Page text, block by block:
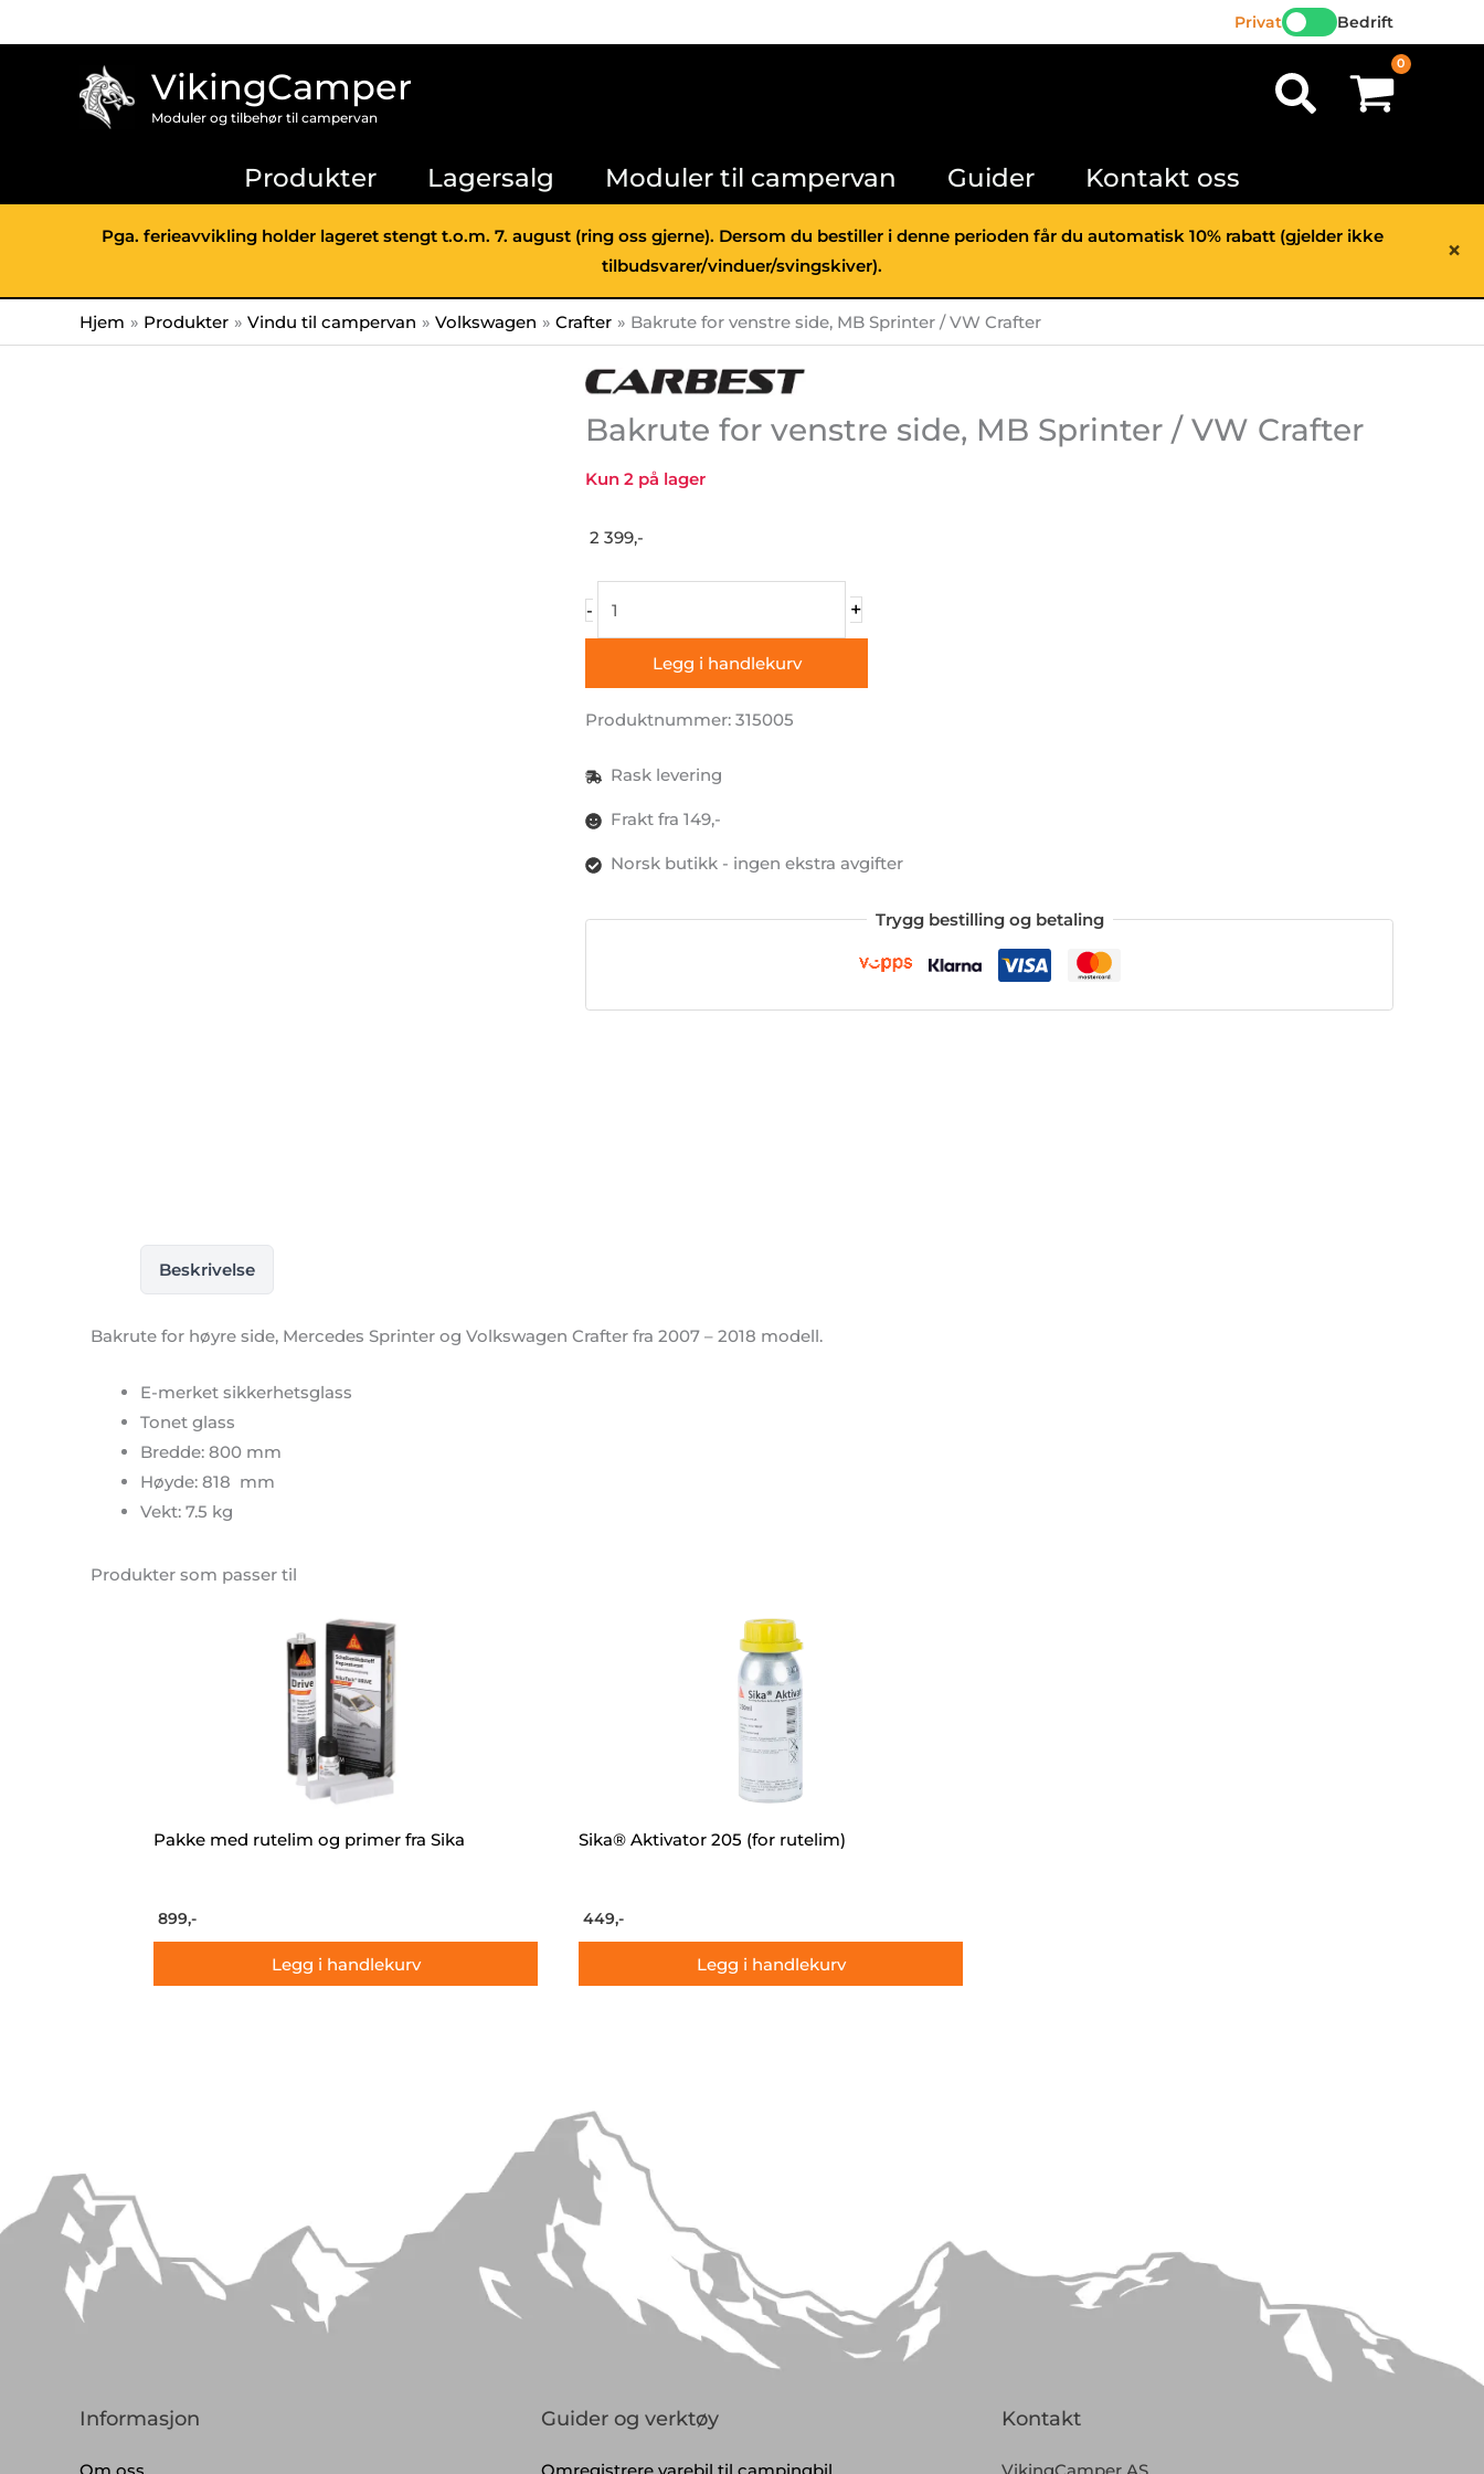
rett
Privat Bedrift
VikingCamper
Moduler og tilbehør til campervan Søk
Produkter Lagersalg Moduler til campervan Guider Kontakt oss
×
Pga. ferieavvikling holder lageret stengt t.o.m. 7. august (ring oss gjerne). Dersom du bestiller i denne perioden får du automatisk 10% rabatt (gjelder ikke
tilbudsvarer/vinduer/svingskiver).
Hjem Produkter Vindu til campervan Volkswagen Crafter Bakrute for venstre side, MB Sprinter / VW Crafter
Bakrute for venstre side, MB Sprinter / VW Crafter
Kun 2 på lager
2 399,-
-
venstre
side,
MB
/
Crafter
antall
+
Legg i handlekurv
Produktnummer: 315005
Rask levering
Frakt fra 149,-
Norsk butikk - ingen ekstra avgifter
Trygg bestilling og betaling
Beskrivelse
Bakrute for høyre side, Mercedes Sprinter og Volkswagen Crafter fra 2007 – 2018 modell.
E-merket sikkerhetsglass
Tonet glass
Bredde: 800 mm
Høyde: 818 mm
Vekt: 7.5 kg
Produkter som passer til
Pakke med rutelim og primer fra Sika
899,-
Legg i handlekurv
Sika® Aktivator 205 (for rutelim)
449,-
Legg i handlekurv
Informasjon Guider og verktøy Kontakt